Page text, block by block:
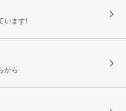
います!
から